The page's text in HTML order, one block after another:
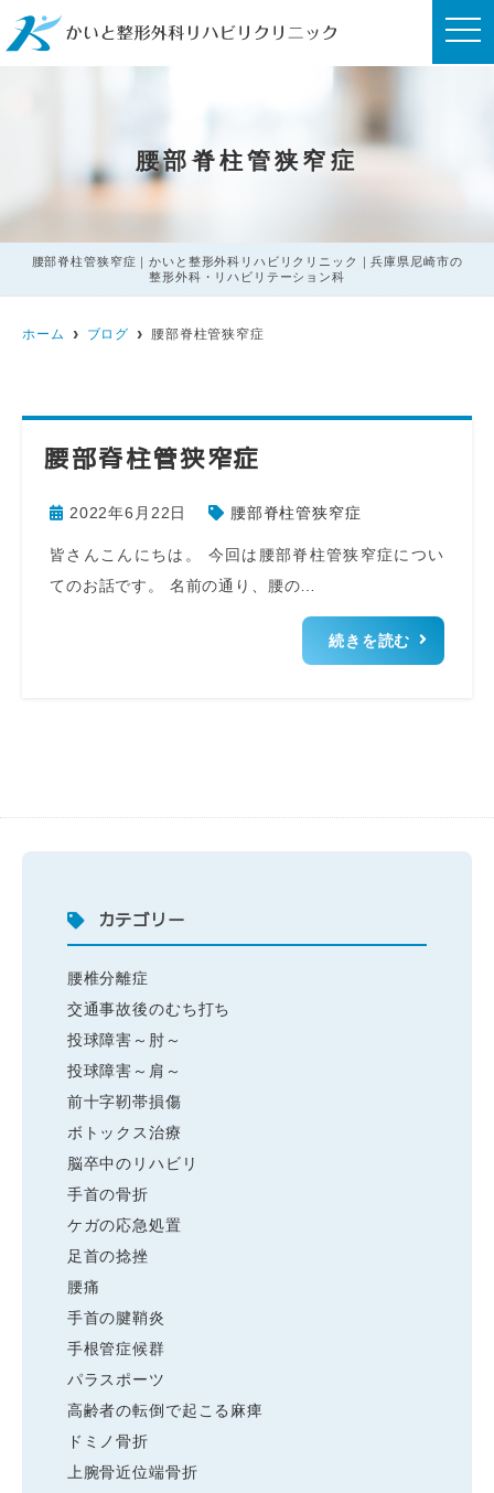
t
o
i
腰部脊柱管狭窄症
腰部脊柱管狭窄症｜かいと整形外科リハビリクリニック｜兵庫県尼崎市の
整形外科・リハビリテーション科
ホーム ブログ 腰部脊柱管狭窄症
腰部脊柱管狭窄症
2022年6月22日 腰部脊柱管狭窄症
皆さんこんにちは。 今回は腰部脊柱管狭窄症につい
てのお話です。 名前の通り、腰の…
続きを読む
カテゴリー
腰椎分離症
交通事故後のむち打ち
投球障害～肘～
投球障害～肩～
前十字靭帯損傷
ボトックス治療
脳卒中のリハビリ
手首の骨折
ケガの応急処置
足首の捻挫
腰痛
手首の腱鞘炎
手根管症候群
パラスポーツ
高齢者の転倒で起こる麻痺
ドミノ骨折
上腕骨近位端骨折